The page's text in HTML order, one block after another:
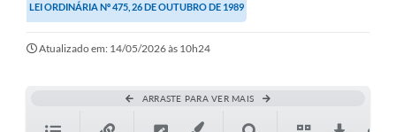
LEI ORDINÁRIA Nº 475, 26 DE OUTUBRO DE 1989
Atualizado em: 14/05/2026 às 10h24
ARRASTE PARA VER MAIS